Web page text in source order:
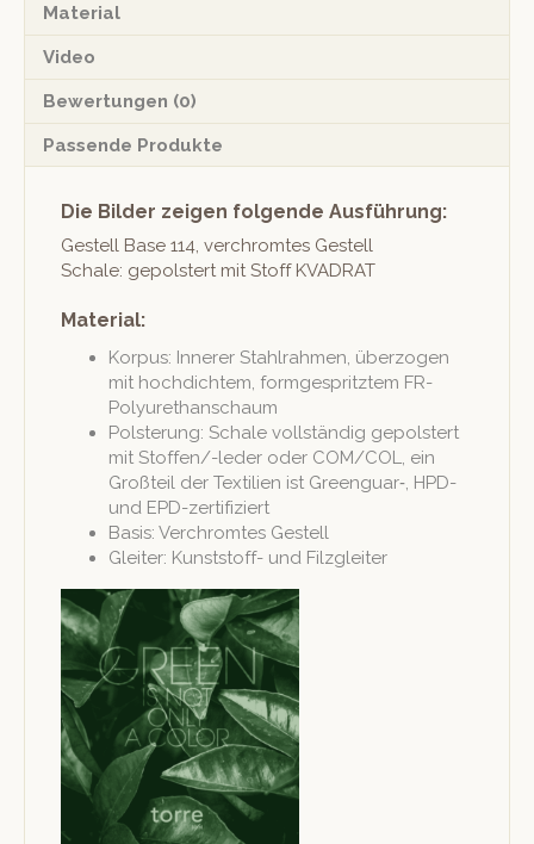
Material
Video
Bewertungen (0)
Passende Produkte
Die Bilder zeigen folgende Ausführung:
Gestell Base 114, ver­chromtes Gestell
Schale: gepol­stert mit Stoff KVADRAT
Material:
Kor­pus: Inner­er Stahlrah­men, über­zo­gen
mit hochdichtem, for­mge­spritztem FR-
Polyurethanschaum
Pol­sterung: Schale voll­ständig gepol­stert
mit Stof­fen/-led­er oder COM/COL, ein
Großteil der Tex­tilien ist Greenguar‑, HPD-
und EPD-zertifiziert
Basis: Ver­chromtes Gestell
Gleit­er: Kun­st­stoff- und Filzgleiter